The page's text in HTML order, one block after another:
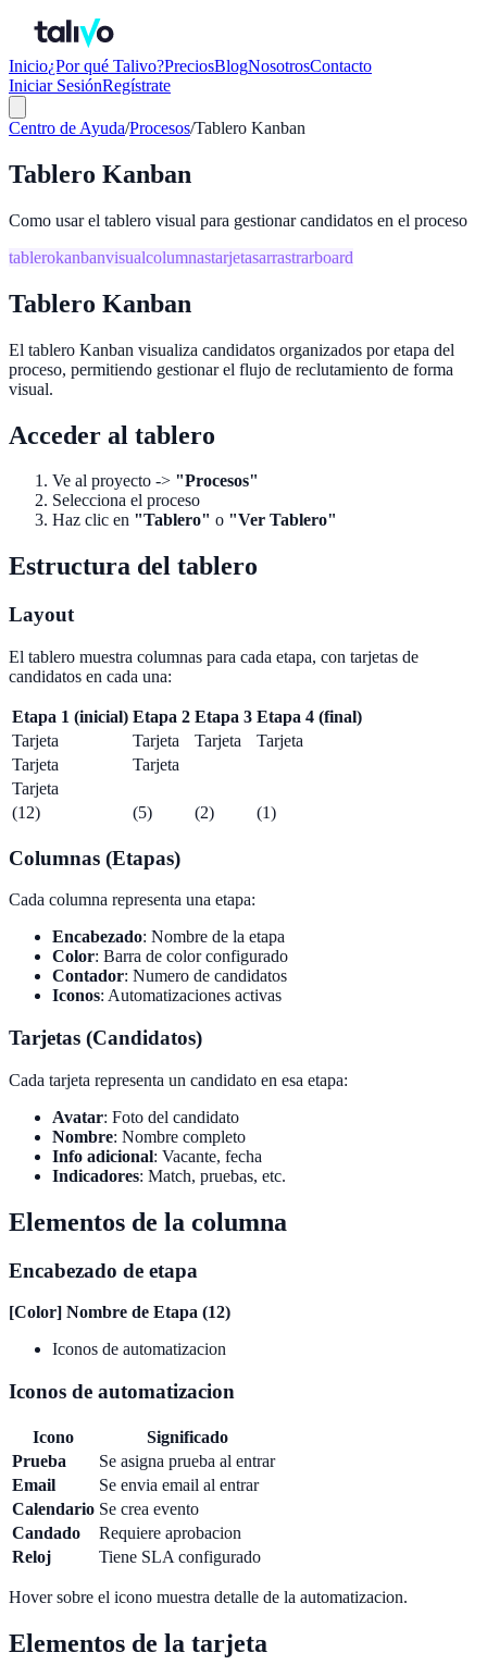
Inicio¿Por qué Talivo?PreciosBlogNosotrosContacto
Iniciar SesiónRegístrate
Centro de Ayuda/Procesos/Tablero Kanban
Tablero Kanban
Como usar el tablero visual para gestionar candidatos en el proceso
tablerokanbanvisualcolumnastarjetasarrastrarboard
Tablero Kanban
El tablero Kanban visualiza candidatos organizados por etapa del
proceso, permitiendo gestionar el flujo de reclutamiento de forma
visual.
Acceder al tablero
Ve al proyecto -> "Procesos"
Selecciona el proceso
Haz clic en "Tablero" o "Ver Tablero"
Estructura del tablero
Layout
El tablero muestra columnas para cada etapa, con tarjetas de
candidatos en cada una:
Etapa 1 (inicial) Etapa 2 Etapa 3 Etapa 4 (final)
Tarjeta
Tarjeta Tarjeta
Tarjeta
Tarjeta
Tarjeta
Tarjeta
(12)
(5) (2) (1)
Columnas (Etapas)
Cada columna representa una etapa:
Encabezado: Nombre de la etapa
Color: Barra de color configurado
Contador: Numero de candidatos
Iconos: Automatizaciones activas
Tarjetas (Candidatos)
Cada tarjeta representa un candidato en esa etapa:
Avatar: Foto del candidato
Nombre: Nombre completo
Info adicional: Vacante, fecha
Indicadores: Match, pruebas, etc.
Elementos de la columna
Encabezado de etapa
[Color] Nombre de Etapa (12)
Iconos de automatizacion
Iconos de automatizacion
Icono
Significado
Prueba
Se asigna prueba al entrar
Email
Se envia email al entrar
Calendario Se crea evento
Candado
Requiere aprobacion
Reloj
Tiene SLA configurado
Hover sobre el icono muestra detalle de la automatizacion.
Elementos de la tarjeta